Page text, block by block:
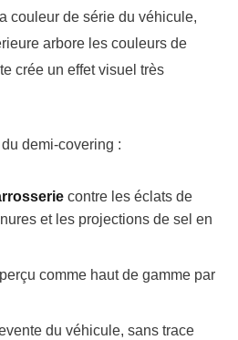
couleur de série du véhicule,
arbore les couleurs de
crée un effet visuel très
demi-covering :
contre les éclats de
et les projections de sel en
comme haut de gamme par
du véhicule, sans trace